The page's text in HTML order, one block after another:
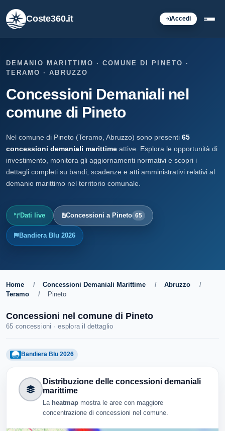
Coste360.it Accedi
DEMANIO MARITTIMO · COMUNE DI PINETO ·
TERAMO · ABRUZZO
Concessioni Demaniali nel
comune di Pineto
Nel comune di Pineto (Teramo, Abruzzo) sono presenti 65
concessioni demaniali marittime attive. Esplora le opportunità di
investimento, monitora gli aggiornamenti normativi e scopri i
dettagli completi su bandi, scadenze e atti amministrativi relativi al
demanio marittimo nel territorio comunale.
Dati live Concessioni a Pineto 65
Bandiera Blu 2026
Home / Concessioni Demaniali Marittime / Abruzzo
/
Teramo
/ Pineto
Concessioni nel comune di Pineto
65 concessioni · esplora il dettaglio
Bandiera Blu 2026
Distribuzione delle concessioni demaniali
marittime
La heatmap mostra le aree con maggiore
concentrazione di concessioni nel comune.